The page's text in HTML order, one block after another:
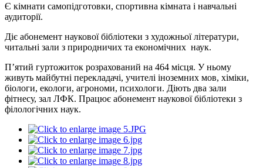
Є кімнати самопідготовки, спортивна кімната і навчальні
аудиторії.
Діє абонемент наукової бібліотеки з художньої літератури,
читальні зали з природничих та економічних наук.
П’ятий гуртожиток розрахований на 464 місця. У ньому
живуть майбутні перекладачі, учителі іноземних мов, хіміки,
біологи, екологи, агрономи, психологи. Діють два зали
фітнесу, зал ЛФК. Працює абонемент наукової бібліотеки з
філологічних наук.